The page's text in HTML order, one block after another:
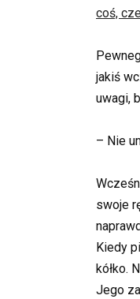
coś,
jakiś
uwagi,
– Nie
swoje
Kiedy
kółko.
Jego